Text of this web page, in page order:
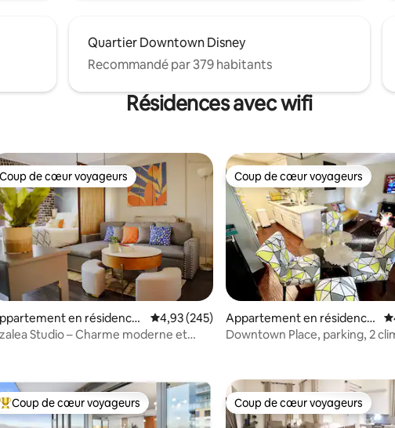
Quartier Downtown Disney
Recommandé par 379 habitants
Résidences avec wifi
sur la base de 245 commentaires : 4,96 sur 5
Coup de cœur voyageurs
Coup de cœur voyageurs
en résidence
Beach
Évaluation moyenne sur la base de 245
4,93 (245)
Studio – Charme moderne et
Coup de cœur voyageurs
Coup de cœur voyageurs
Appartement en résidence
⋅ Long Beach
Downtown Place, parking, 2 climatiseurs,
Coups de cœur voyageurs les plus appréciés
Coup de cœur voyageurs Coup de cœur voyageurs
Coup de cœur voyageurs